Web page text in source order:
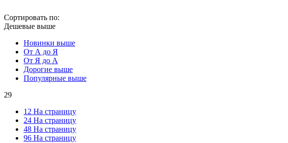
Сортировать по:
Дешевые выше
Новинки выше
От А до Я
От Я до А
Дорогие выше
Популярные выше
29
12 На страницу
24 На страницу
48 На страницу
96 На страницу